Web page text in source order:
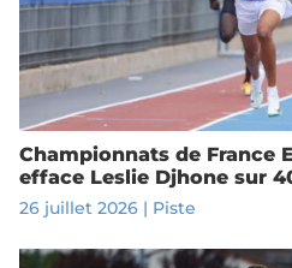
Championnats de France
efface Leslie Djhone sur
26 juillet 2026| Piste